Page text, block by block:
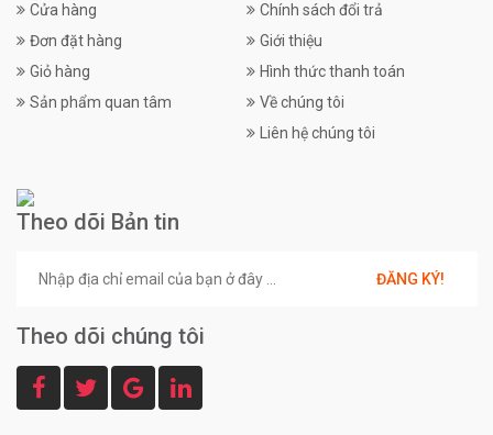
Cửa hàng
Đơn đặt hàng
Giỏ hàng
Sản phẩm quan tâm
Chính sách đổi trả
Giới thiệu
Hình thức thanh toán
Về chúng tôi
Liên hệ chúng tôi
Theo dõi Bản tin
ĐĂNG KÝ!
Theo dõi chúng tôi